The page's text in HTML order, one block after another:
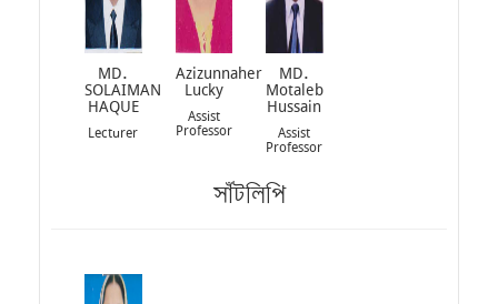
MD.
SOLAIMAN
HAQUE
Lecturer
Azizunnaher
Lucky
Assist
Professor
MD.
Motaleb
Hussain
Assist
Professor
সাঁটলিপি